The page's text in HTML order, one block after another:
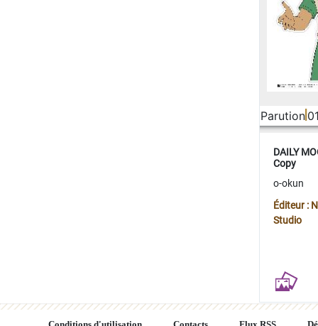
Parution
DAILY
Copy
o-okun
Éditeur :
Studio